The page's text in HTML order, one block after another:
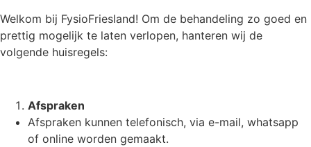
Welkom bij FysioFriesland! Om de behandeling zo goed en
prettig mogelijk te laten verlopen, hanteren wij de
volgende huisregels:
Afspraken
Afspraken kunnen telefonisch, via e-mail, whatsapp
of online worden gemaakt.